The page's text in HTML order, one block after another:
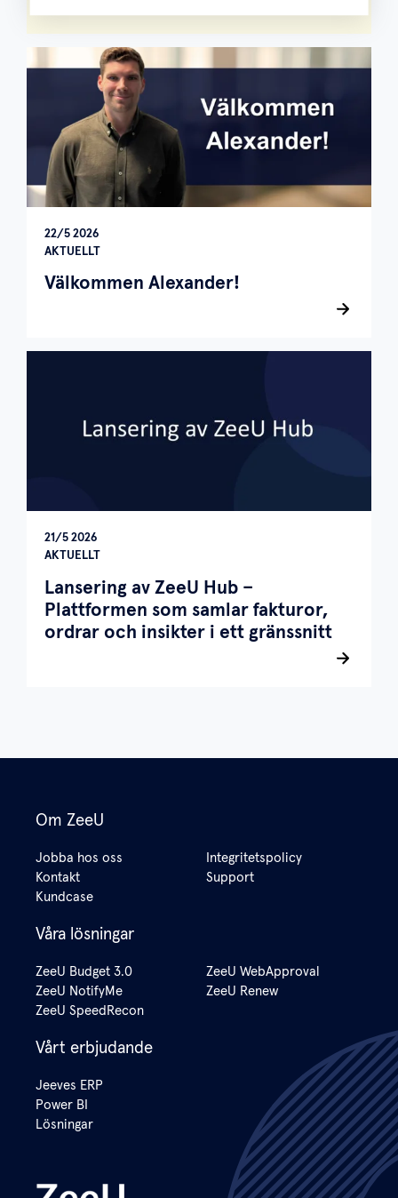
22/5 2026
AKTUELLT
Välkommen Alexander!
21/5 2026
AKTUELLT
Lansering av ZeeU Hub –
Plattformen som samlar fakturor,
ordrar och insikter i ett gränssnitt
Om ZeeU
Jobba hos oss
Kontakt
Kundcase
Integritetspolicy
Support
Våra lösningar
ZeeU Budget 3.0
ZeeU NotifyMe
ZeeU SpeedRecon
ZeeU WebApproval
ZeeU Renew
Vårt erbjudande
Jeeves ERP
Power BI
Lösningar